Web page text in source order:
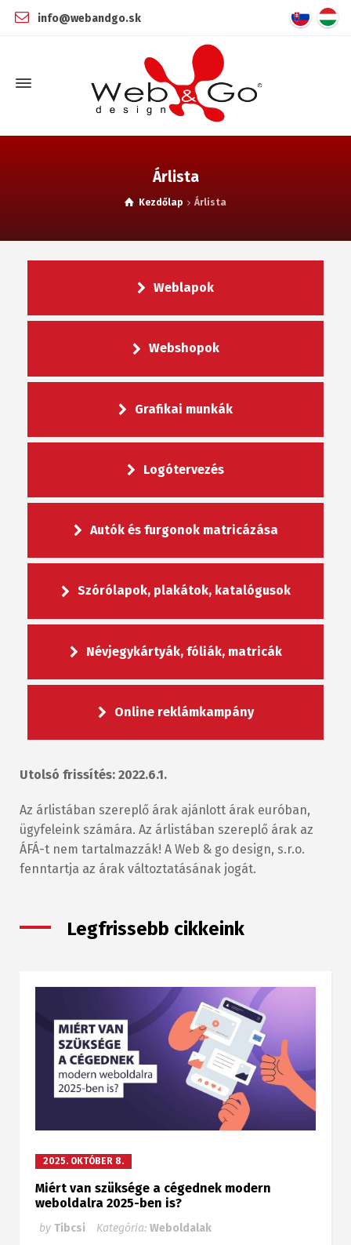
info@webandgo.sk
Árlista
Kezdőlap Árlista
Weblapok
Webshopok
Grafikai munkák
Logótervezés
Autók és furgonok matricázása
Szórólapok, plakátok, katalógusok
Névjegykártyák, fóliák, matricák
Online reklámkampány
Utolsó frissítés: 2022.6.1.
Az árlistában szereplő árak ajánlott árak euróban,
ügyfeleink számára. Az árlistában szereplő árak az
ÁFÁ-t nem tartalmazzák! A Web & go design, s.r.o.
fenntartja az árak változtatásának jogát.
Legfrissebb cikkeink
2025. OKTÓBER 8.
Miért van szüksége a cégednek modern
weboldalra 2025-ben is?
by Tibcsi Kategória: Weboldalak